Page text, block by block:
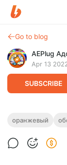
Go to blog
AEPlug
Apr 13
SUBSCRIBE
4K 8K
Семь обоев для
оранжевый